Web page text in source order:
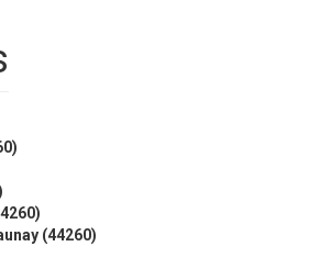
(44260)